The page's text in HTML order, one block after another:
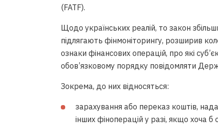
(FATF).
Щодо українських реалій, то закон
підлягають фінмоніторингу, розширив
ознаки фінансових операцій, про які
обов’язковому порядку повідомляти
Зокрема, до них відносяться:
зарахування або переказ коштів,
інших фіноперацій у разі, якщо хоча б